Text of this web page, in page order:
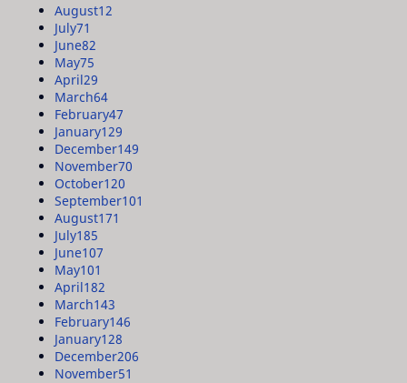
August12
July71
June82
May75
April29
March64
February47
January129
December149
November70
October120
September101
August171
July185
June107
May101
April182
March143
February146
January128
December206
November51